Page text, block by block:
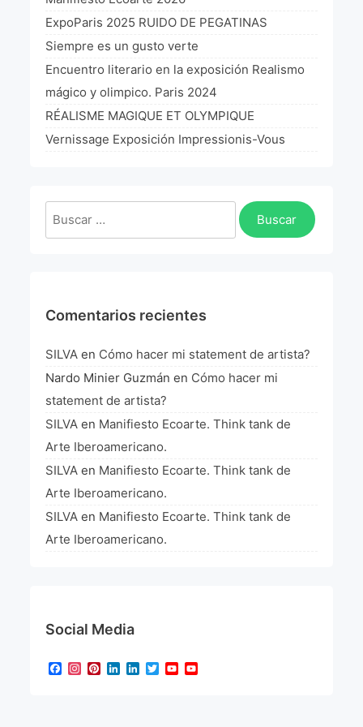
La Fórmula Científica Del Arte
Manifiesto Ecoarte
Association Paris
Fundación Colombia
ExpoParis 2025 RUIDO DE PEGATINAS
Siempre es un gusto verte
Encuentro literario en la exposición Realismo
mágico y olimpico. Paris 2024
RÉALISME MAGIQUE ET OLYMPIQUE
Vernissage Exposición Impressionis-Vous
Buscar:
Comentarios recientes
SILVA en Cómo hacer mi statement de artista?
Nardo Minier Guzmán en Cómo hacer mi
statement de artista?
SILVA en Manifiesto Ecoarte. Think tank de
Arte Iberoamericano.
SILVA en Manifiesto Ecoarte. Think tank de
Arte Iberoamericano.
SILVA en Manifiesto Ecoarte. Think tank de
Arte Iberoamericano.
Social Media
Facebook
Instagram
Pinterest
LinkedIn
LinkedIn
TwitterYouTube